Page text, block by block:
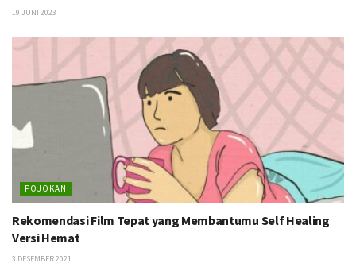
19 JUNI 2023
POJOKAN
Rekomendasi Film Tepat yang Membantumu Self Healing
Versi Hemat
3 DESEMBER 2021